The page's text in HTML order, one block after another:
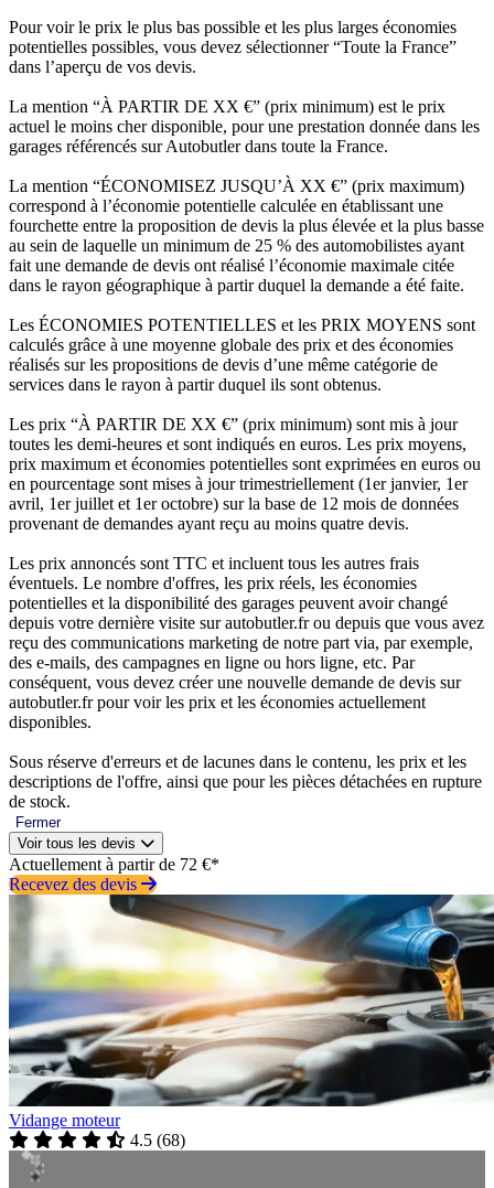
Pour voir le prix le plus bas possible et les plus larges économies
potentielles possibles, vous devez sélectionner “Toute la France”
dans l’aperçu de vos devis.
La mention “À PARTIR DE XX €” (prix minimum) est le prix
actuel le moins cher disponible, pour une prestation donnée dans les
garages référencés sur Autobutler dans toute la France.
La mention “ÉCONOMISEZ JUSQU’À XX €” (prix maximum)
correspond à l’économie potentielle calculée en établissant une
fourchette entre la proposition de devis la plus élevée et la plus basse
au sein de laquelle un minimum de 25 % des automobilistes ayant
fait une demande de devis ont réalisé l’économie maximale citée
dans le rayon géographique à partir duquel la demande a été faite.
Les ÉCONOMIES POTENTIELLES et les PRIX MOYENS sont
calculés grâce à une moyenne globale des prix et des économies
réalisés sur les propositions de devis d’une même catégorie de
services dans le rayon à partir duquel ils sont obtenus.
Les prix “À PARTIR DE XX €” (prix minimum) sont mis à jour
toutes les demi-heures et sont indiqués en euros. Les prix moyens,
prix maximum et économies potentielles sont exprimées en euros ou
en pourcentage sont mises à jour trimestriellement (1er janvier, 1er
avril, 1er juillet et 1er octobre) sur la base de 12 mois de données
provenant de demandes ayant reçu au moins quatre devis.
Les prix annoncés sont TTC et incluent tous les autres frais
éventuels. Le nombre d'offres, les prix réels, les économies
potentielles et la disponibilité des garages peuvent avoir changé
depuis votre dernière visite sur autobutler.fr ou depuis que vous avez
reçu des communications marketing de notre part via, par exemple,
des e-mails, des campagnes en ligne ou hors ligne, etc. Par
conséquent, vous devez créer une nouvelle demande de devis sur
autobutler.fr pour voir les prix et les économies actuellement
disponibles.
Sous réserve d'erreurs et de lacunes dans le contenu, les prix et les
descriptions de l'offre, ainsi que pour les pièces détachées en rupture
de stock.
Fermer
Voir tous les devis
Actuellement à partir de 72 €*
Recevez des devis
Vidange moteur
4.5 (68)